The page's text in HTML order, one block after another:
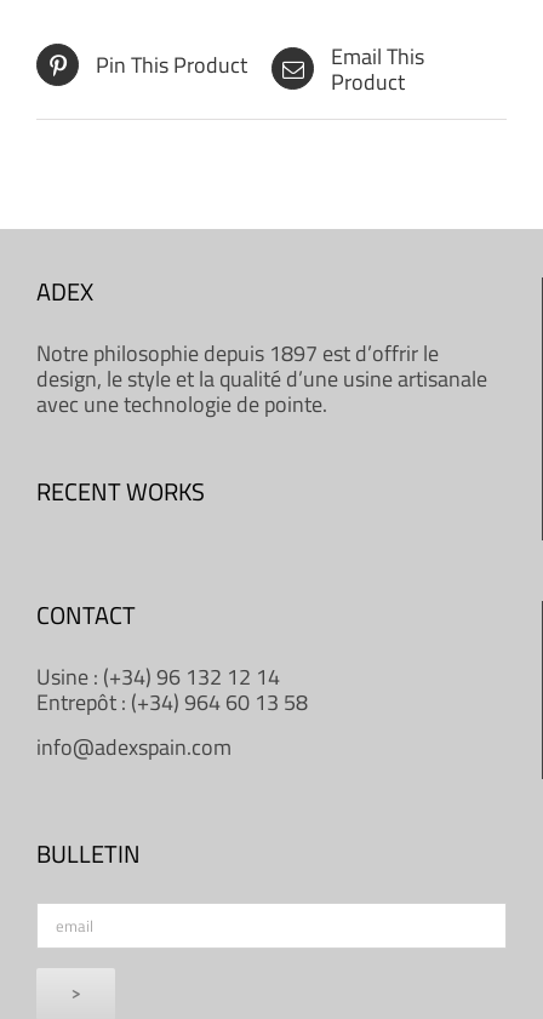
Pin This Product Email This
Product
ADEX
Notre philosophie depuis 1897 est d’offrir le
design, le style et la qualité d’une usine artisanale
avec une technologie de pointe.
RECENT WORKS
CONTACT
Usine : (+34) 96 132 12 14
Entrepôt : (+34) 964 60 13 58
info@adexspain.com
BULLETIN